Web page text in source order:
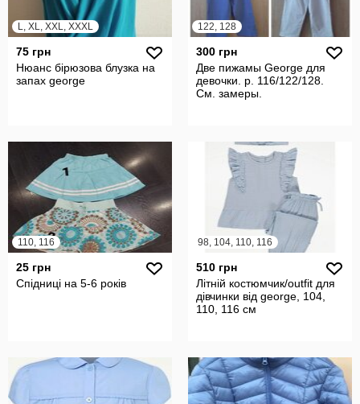
L, XL, XXL, XXXL
75 грн
Нюанс бірюзова блузка на
запах george
122, 128
300 грн
Две пижамы George для
девочки. р. 116/122/128.
См. замеры.
110, 116
25 грн
Спідниці на 5-6 років
98, 104, 110, 116
510 грн
Літній костюмчик/outfit для
дівчинки від george, 104,
110, 116 см